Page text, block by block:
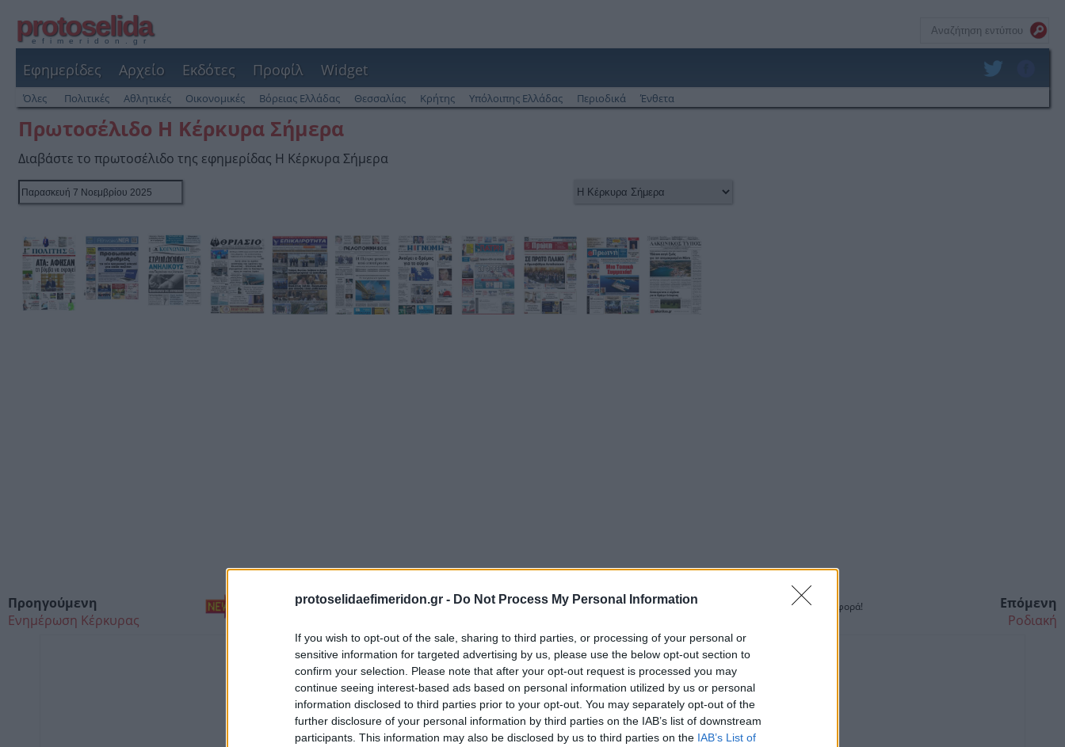
protoselidaefimeridon.gr - Do Not Process My Personal Information
If you wish to opt-out of the sale, sharing to third parties, or processing of your personal or
sensitive information for targeted advertising by us, please use the below opt-out section to
confirm your selection. Please note that after your opt-out request is processed you may
continue seeing interest-based ads based on personal information utilized by us or personal
information disclosed to third parties prior to your opt-out. You may separately opt-out of the
further disclosure of your personal information by third parties on the IAB’s list of downstream
participants. This information may also be disclosed by us to third parties on the IAB’s List of
protoselida
efimeridon.gr
Εφημερίδες Αρχείο Εκδότες Προφίλ Widget
Όλες Πολιτικές Αθλητικές Οικονομικές Βόρειας Ελλάδας Θεσσαλίας Κρήτης Υπόλοιπης Ελλάδας Περιοδικά Ένθετα
Πρωτοσέλιδο Η Κέρκυρα Σήμερα
Διαβάστε το πρωτοσέλιδο της εφημερίδας Η Κέρκυρα Σήμερα
Αριστερό κλικ με το ποντίκι πάνω στην εφημερίδα και σύρετε για ναμεγεθύνετεστο σημείο που επιθυμείτε. Αριστερό κλικ για επαναφορά!
Προηγούμενη
Ενημέρωση Κέρκυρας
Επόμενη
Ροδιακή